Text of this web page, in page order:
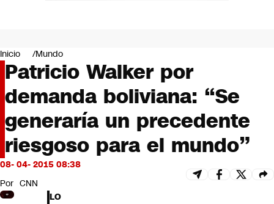
Negocios
Deportes
Programas completos
Cultura
Servicios
Bits
CNN Data
CNN tiempo
Futuro 360
Inicio Mundo
Patricio Walker por
demanda boliviana: “Se
generaría un precedente
riesgoso para el mundo”
08- 04- 2015 08:38
Por CNN
LO